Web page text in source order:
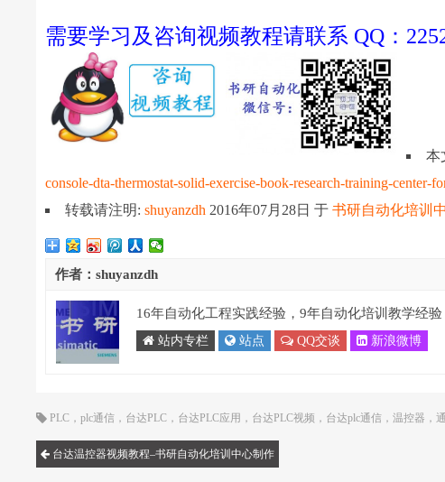
需要学习及咨询视频教程请联系 QQ：
本
console-dta-thermostat-solid-exercise-book-research-training-center-
转载请注明:shuyanzdh 2016年07月28日于书研自动化培训
作者：shuyanzdh
16年自动化工程实践经验，9年自动化培训教学经验
站内专栏 站点 QQ交谈 新浪微博
PLC ，plc通信 ， 台达PLC ， 台达PLC应用 ， 台达PLC视频 ， 台达plc通信 ，温控器 ，
台达温控器视频教程–书研自动化培训中心制作